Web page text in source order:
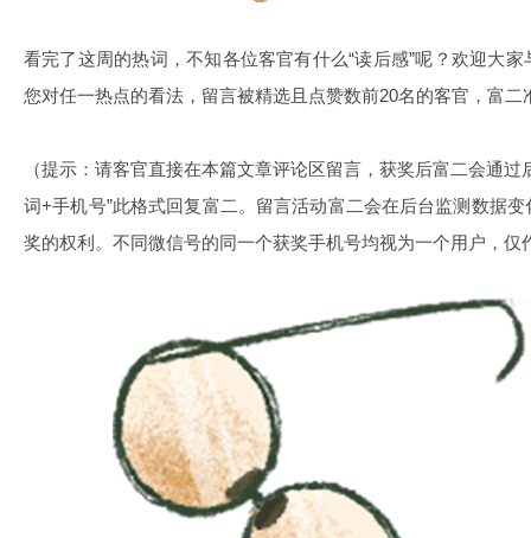
看完了这周的热词，不知各位客官有什么“读后感”呢？欢迎大
您对任一热点的看法，留言被精选且点赞数前20名的客官，富
（提示：请客官直接在本篇文章评论区留言，获奖后富二会通
词+手机号”此格式回复富二。留言活动富二会在后台监测数据
奖的权利。不同微信号的同一个获奖手机号均视为一个用户，仅